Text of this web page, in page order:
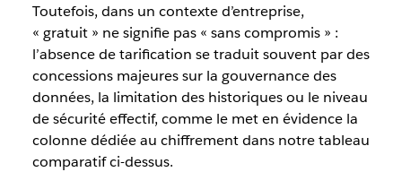
Toutefois, dans un contexte d’entreprise,
« gratuit » ne signifie pas « sans compromis » :
l’absence de tarification se traduit souvent par des
concessions majeures sur la gouvernance des
données, la limitation des historiques ou le niveau
de sécurité effectif, comme le met en évidence la
colonne dédiée au chiffrement dans notre tableau
comparatif ci-dessus.